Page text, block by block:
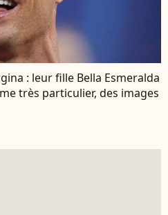
: leur fille Bella Esmeralda
très particulier, des images